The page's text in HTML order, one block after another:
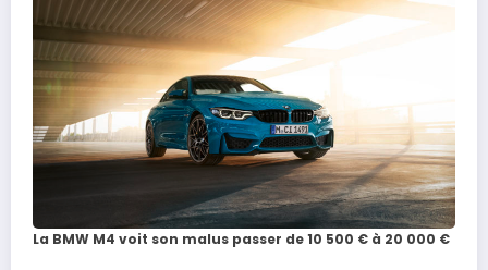
La BMW M4 voit son malus passer de 10 500 € à 20 000 €